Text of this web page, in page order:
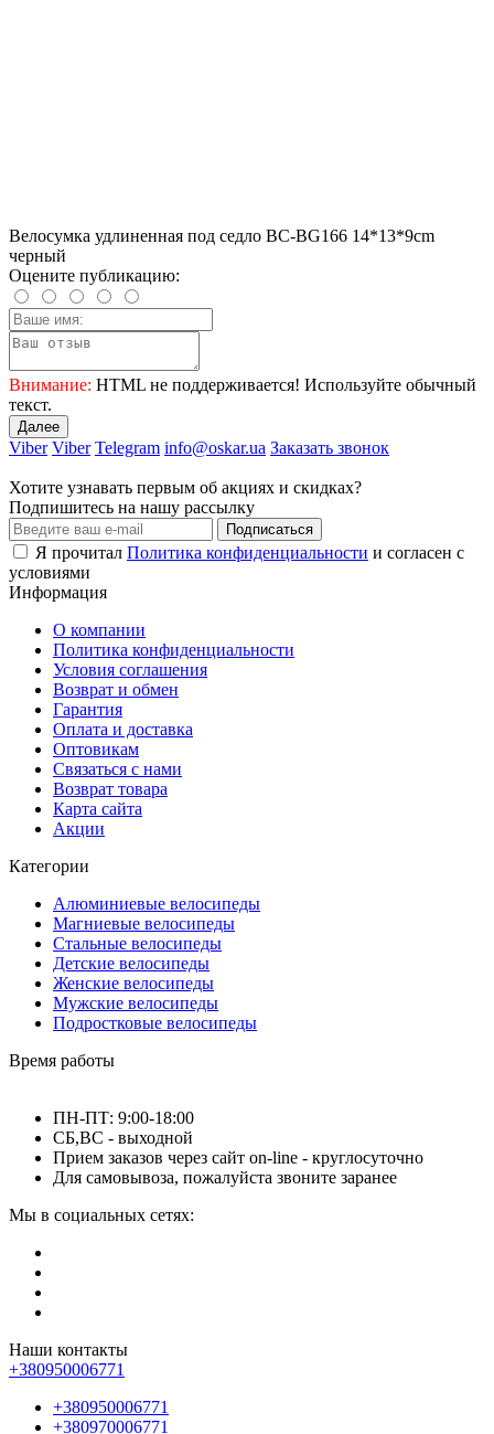
Велосумка удлиненная под седло BC-BG166 14*13*9cm
черный
Оцените публикацию:
Внимание: HTML не поддерживается! Используйте обычный
текст.
Далее
Viber Viber Telegram info@oskar.ua Заказать звонок
Хотите узнавать первым об акциях и скидках?
Подпишитесь на нашу рассылку
Подписаться
Я прочитал Политика конфиденциальности и согласен с
условиями
Информация
О компании
Политика конфиденциальности
Условия соглашения
Возврат и обмен
Гарантия
Оплата и доставка
Оптовикам
Связаться с нами
Возврат товара
Карта сайта
Акции
Категории
Алюминиевые велосипеды
Магниевые велосипеды
Стальные велосипеды
Детские велосипеды
Женские велосипеды
Мужские велосипеды
Подростковые велосипеды
Время работы
ПН-ПТ: 9:00-18:00
СБ,ВС - выходной
Прием заказов через сайт on-line - круглосуточно
Для самовывоза, пожалуйста звоните заранее
Мы в социальных сетях:
Наши контакты
+380950006771
+380950006771
+380970006771